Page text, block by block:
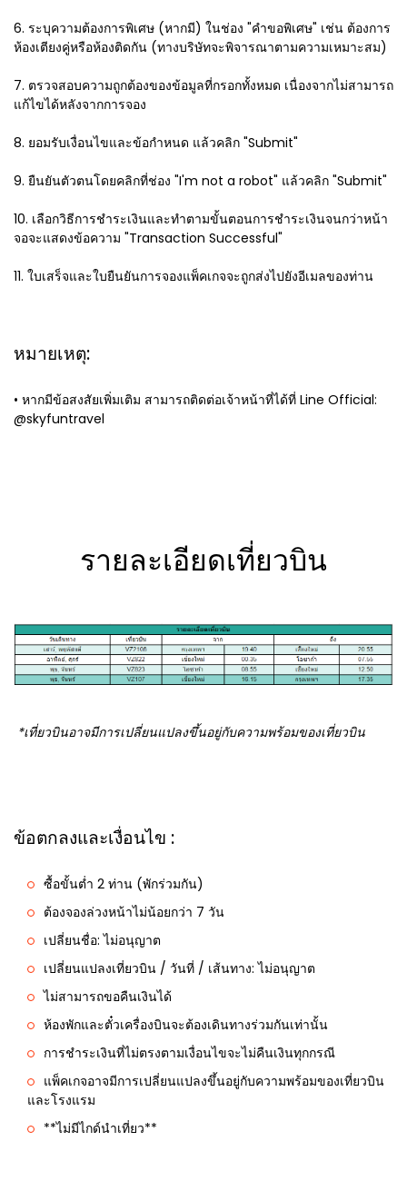
6. ระบุความต้องการพิเศษ (หากมี) ในช่อง "คำขอพิเศษ" เช่น ต้องการ
ห้องเตียงคู่หรือห้องติดกัน (ทางบริษัทจะพิจารณาตามความเหมาะสม)
7. ตรวจสอบความถูกต้องของข้อมูลที่กรอกทั้งหมด เนื่องจากไม่สามารถ
แก้ไขได้หลังจากการจอง
8. ยอมรับเงื่อนไขและข้อกำหนด แล้วคลิก "Submit"
9. ยืนยันตัวตนโดยคลิกที่ช่อง "I'm not a robot" แล้วคลิก "Submit"
10. เลือกวิธีการชำระเงินและทำตามขั้นตอนการชำระเงินจนกว่าหน้า
จอจะแสดงข้อความ "Transaction Successful"
11. ใบเสร็จและใบยืนยันการจองแพ็คเกจจะถูกส่งไปยังอีเมลของท่าน
หมายเหตุ:
• หากมีข้อสงสัยเพิ่มเติม สามารถติดต่อเจ้าหน้าที่ได้ที่ Line Official:
@skyfuntravel
รายละเอียดเที่ยวบิน
*เที่ยวบินอาจมีการเปลี่ยนแปลงขึ้นอยู่กับความพร้อมของเที่ยวบิน
ข้อตกลงและเงื่อนไข :
ซื้อขั้นต่ำ 2 ท่าน (พักร่วมกัน)
ต้องจองล่วงหน้าไม่น้อยกว่า 7 วัน
เปลี่ยนชื่อ: ไม่อนุญาต
เปลี่ยนแปลงเที่ยวบิน / วันที่ / เส้นทาง: ไม่อนุญาต
ไม่สามารถขอคืนเงินได้
ห้องพักและตั๋วเครื่องบินจะต้องเดินทางร่วมกันเท่านั้น
การชำระเงินที่ไม่ตรงตามเงื่อนไขจะไม่คืนเงินทุกกรณี
แพ็คเกจอาจมีการเปลี่ยนแปลงขึ้นอยู่กับความพร้อมของเที่ยวบิน
และโรงแรม
**ไม่มีไกด์นำเที่ยว**